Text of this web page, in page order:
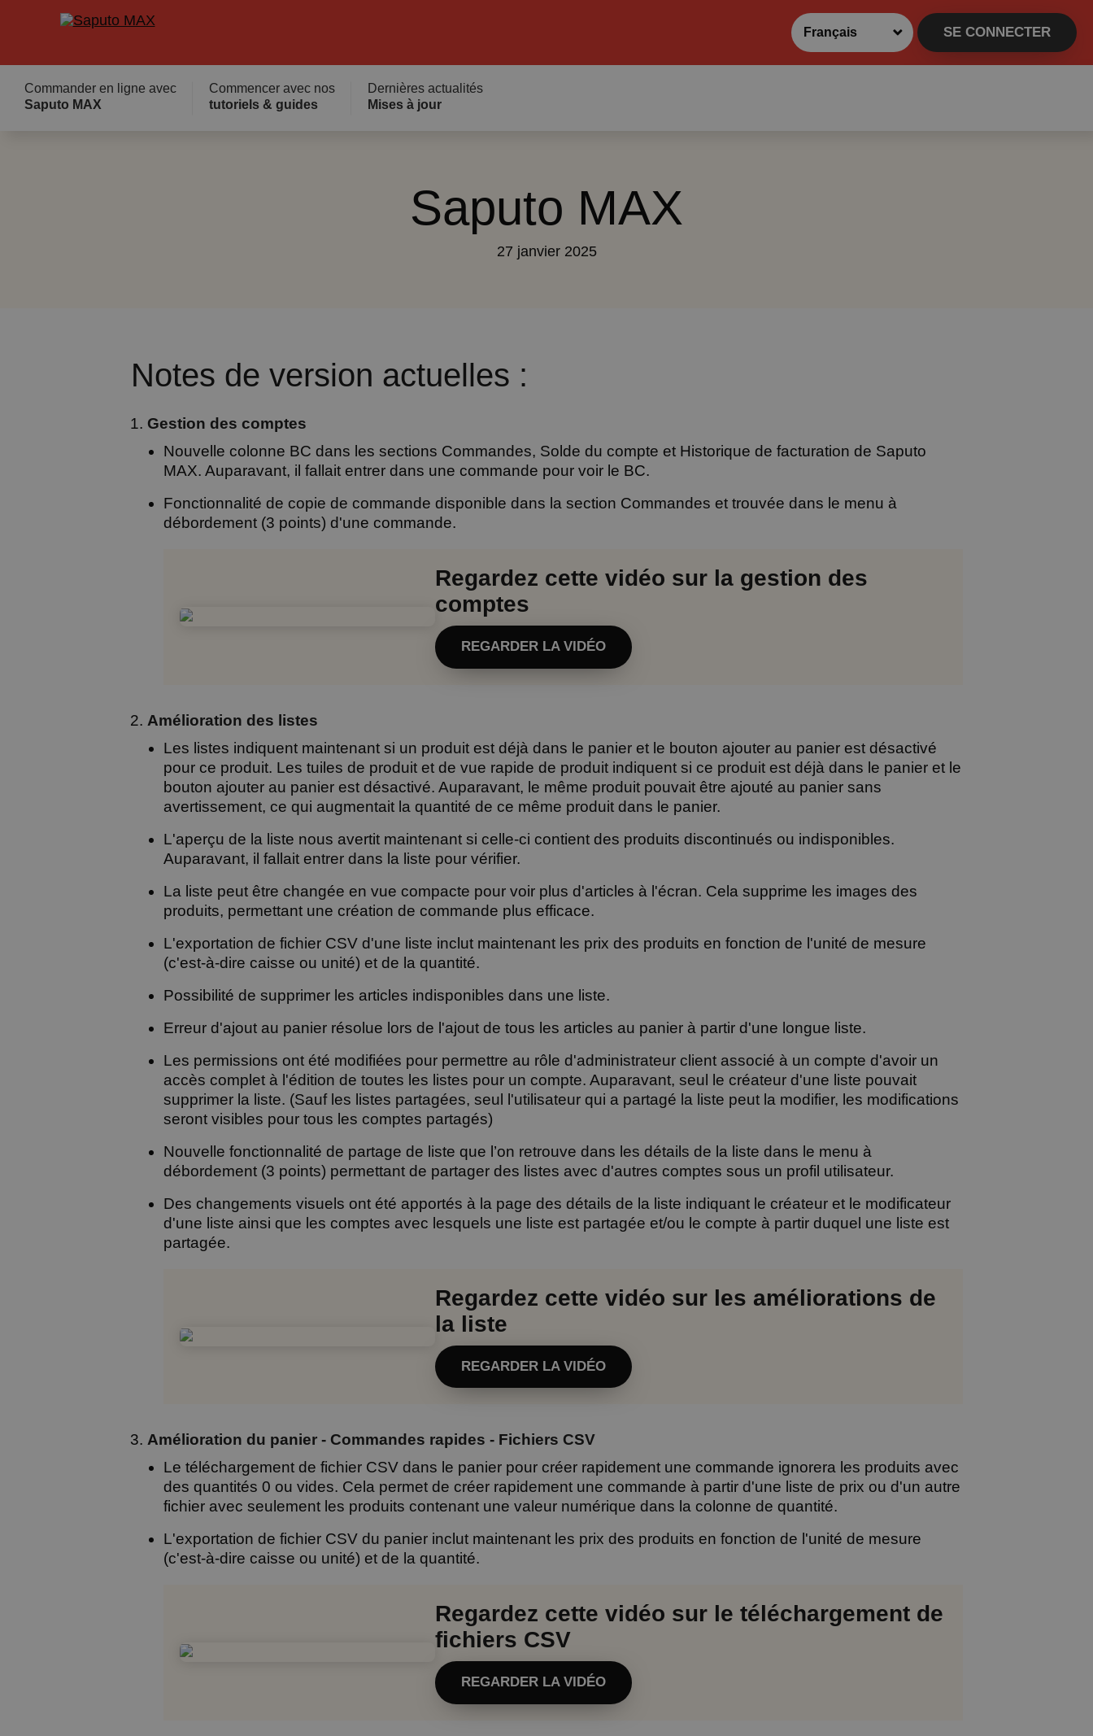
SE CONNECTER
Commander en ligne avec
Saputo MAX
Commencer avec nos
tutoriels & guides
Dernières actualités
Mises à jour
Saputo MAX
27 janvier 2025
Notes de version actuelles :
Gestion des comptes
Nouvelle colonne BC dans les sections Commandes, Solde du compte et Historique de facturation de Saputo
MAX. Auparavant, il fallait entrer dans une commande pour voir le BC.
Fonctionnalité de copie de commande disponible dans la section Commandes et trouvée dans le menu à
débordement (3 points) d'une commande.
Regardez cette vidéo sur la gestion des
comptes
REGARDER LA VIDÉO
Amélioration des listes
Les listes indiquent maintenant si un produit est déjà dans le panier et le bouton ajouter au panier est désactivé
pour ce produit. Les tuiles de produit et de vue rapide de produit indiquent si ce produit est déjà dans le panier et le
bouton ajouter au panier est désactivé. Auparavant, le même produit pouvait être ajouté au panier sans
avertissement, ce qui augmentait la quantité de ce même produit dans le panier.
L'aperçu de la liste nous avertit maintenant si celle-ci contient des produits discontinués ou indisponibles.
Auparavant, il fallait entrer dans la liste pour vérifier.
La liste peut être changée en vue compacte pour voir plus d'articles à l'écran. Cela supprime les images des
produits, permettant une création de commande plus efficace.
L'exportation de fichier CSV d'une liste inclut maintenant les prix des produits en fonction de l'unité de mesure
(c'est-à-dire caisse ou unité) et de la quantité.
Possibilité de supprimer les articles indisponibles dans une liste.
Erreur d'ajout au panier résolue lors de l'ajout de tous les articles au panier à partir d'une longue liste.
Les permissions ont été modifiées pour permettre au rôle d'administrateur client associé à un compte d'avoir un
accès complet à l'édition de toutes les listes pour un compte. Auparavant, seul le créateur d'une liste pouvait
supprimer la liste. (Sauf les listes partagées, seul l'utilisateur qui a partagé la liste peut la modifier, les modifications
seront visibles pour tous les comptes partagés)
Nouvelle fonctionnalité de partage de liste que l’on retrouve dans les détails de la liste dans le menu à
débordement (3 points) permettant de partager des listes avec d'autres comptes sous un profil utilisateur.
Des changements visuels ont été apportés à la page des détails de la liste indiquant le créateur et le modificateur
d'une liste ainsi que les comptes avec lesquels une liste est partagée et/ou le compte à partir duquel une liste est
partagée.
Regardez cette vidéo sur les améliorations de
la liste
REGARDER LA VIDÉO
Amélioration du panier - Commandes rapides - Fichiers CSV
Le téléchargement de fichier CSV dans le panier pour créer rapidement une commande ignorera les produits avec
des quantités 0 ou vides. Cela permet de créer rapidement une commande à partir d'une liste de prix ou d'un autre
fichier avec seulement les produits contenant une valeur numérique dans la colonne de quantité.
L'exportation de fichier CSV du panier inclut maintenant les prix des produits en fonction de l'unité de mesure
(c'est-à-dire caisse ou unité) et de la quantité.
Regardez cette vidéo sur le téléchargement de
fichiers CSV
REGARDER LA VIDÉO